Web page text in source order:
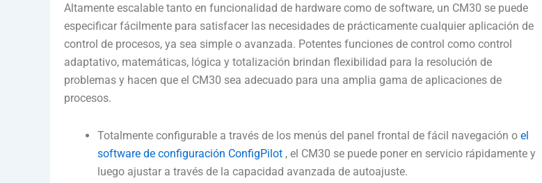
Altamente escalable tanto en funcionalidad de hardware como de software, un CM30 se puede
especificar fácilmente para satisfacer las necesidades de prácticamente cualquier aplicación de
control de procesos, ya sea simple o avanzada. Potentes funciones de control como control
adaptativo, matemáticas, lógica y totalización brindan flexibilidad para la resolución de
problemas y hacen que el CM30 sea adecuado para una amplia gama de aplicaciones de
procesos.
Totalmente configurable a través de los menús del panel frontal de fácil navegación o el
software de configuración ConfigPilot , el CM30 se puede poner en servicio rápidamente y
luego ajustar a través de la capacidad avanzada de autoajuste.